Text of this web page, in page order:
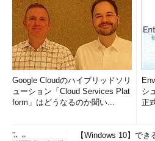
Google Cloudのハイブリッドソリ
ューション「Cloud Services Plat
form」はどうなるのか聞い...
シ
正
【Windows 10】で